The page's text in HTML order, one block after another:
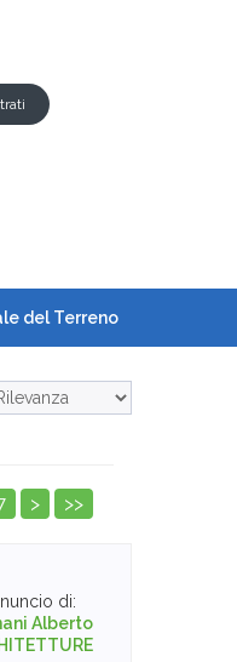
del Terreno
> >>
di:
Alberto